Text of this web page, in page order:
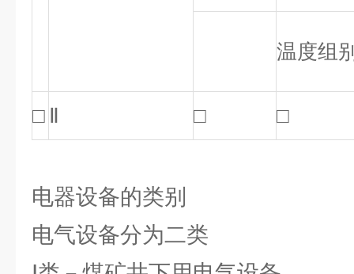
温度组
□ Ⅱ □ □
电器设备的类别
电气设备分为二类